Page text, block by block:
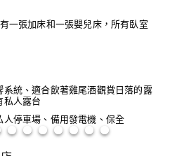
一張加床和一張嬰兒床，所有臥室
統、適合飲著雞尾酒觀賞日落的露
私人露台
停車場、備用發電機、保全